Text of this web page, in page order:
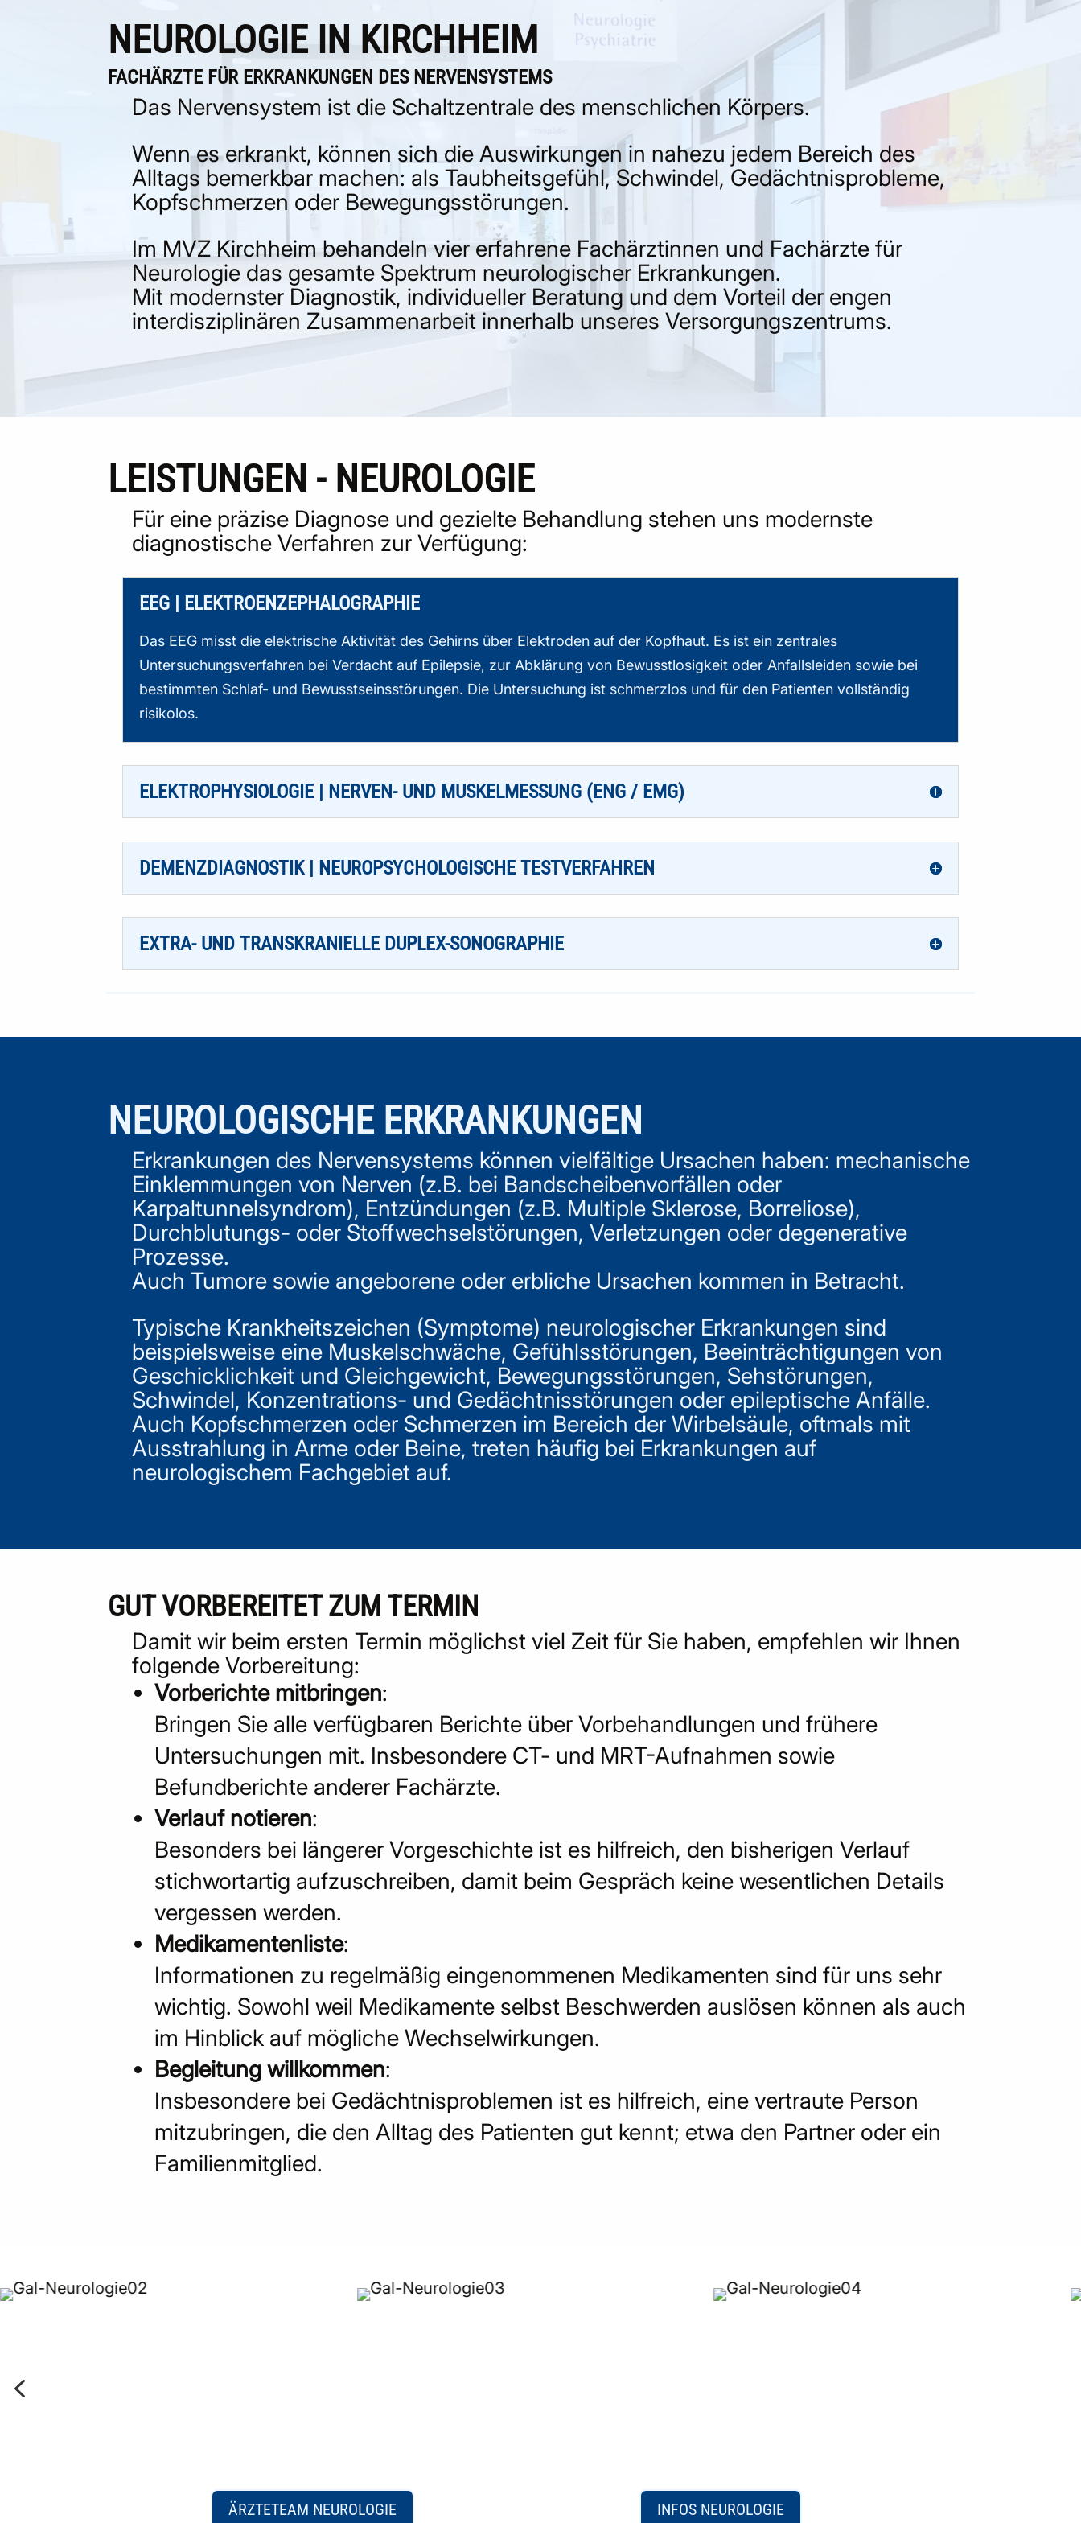
Wir danken Ihnen für Ihr Verständnis.
R
HINWEIS VERSTANDEN
NEUROLOGIE IN KIRCHHEIM
FACHÄRZTE FÜR ERKRANKUNGEN DES NERVENSYSTEMS
Das Nervensystem ist die Schaltzentrale des menschlichen Körpers.
Wenn es erkrankt, können sich die Auswirkungen in nahezu jedem Bereich des
Alltags bemerkbar machen: als Taubheitsgefühl, Schwindel, Gedächtnisprobleme,
Kopfschmerzen oder Bewegungsstörungen.
Im MVZ Kirchheim behandeln vier erfahrene Fachärztinnen und Fachärzte für
Neurologie das gesamte Spektrum neurologischer Erkrankungen.
Mit modernster Diagnostik, individueller Beratung und dem Vorteil der engen
interdisziplinären Zusammenarbeit innerhalb unseres Versorgungszentrums.
LEISTUNGEN - NEUROLOGIE
Für eine präzise Diagnose und gezielte Behandlung stehen uns modernste
diagnostische Verfahren zur Verfügung:
EEG | ELEKTROENZEPHALOGRAPHIE
Das EEG misst die elektrische Aktivität des Gehirns über Elektroden auf der Kopfhaut. Es ist ein zentrales
Untersuchungsverfahren bei Verdacht auf Epilepsie, zur Abklärung von Bewusstlosigkeit oder Anfallsleiden sowie bei
bestimmten Schlaf- und Bewusstseinsstörungen. Die Untersuchung ist schmerzlos und für den Patienten vollständig
risikolos.
ELEKTROPHYSIOLOGIE | NERVEN- UND MUSKELMESSUNG (ENG / EMG)
DEMENZDIAGNOSTIK | NEUROPSYCHOLOGISCHE TESTVERFAHREN
EXTRA- UND TRANSKRANIELLE DUPLEX-SONOGRAPHIE
NEUROLOGISCHE ERKRANKUNGEN
Erkrankungen des Nervensystems können vielfältige Ursachen haben: mechanische
Einklemmungen von Nerven (z.B. bei Bandscheibenvorfällen oder
Karpaltunnelsyndrom), Entzündungen (z.B. Multiple Sklerose, Borreliose),
Durchblutungs- oder Stoffwechselstörungen, Verletzungen oder degenerative
Prozesse.
Auch Tumore sowie angeborene oder erbliche Ursachen kommen in Betracht.
Typische Krankheitszeichen (Symptome) neurologischer Erkrankungen sind
beispielsweise eine Muskelschwäche, Gefühlsstörungen, Beeinträchtigungen von
Geschicklichkeit und Gleichgewicht, Bewegungsstörungen, Sehstörungen,
Schwindel, Konzentrations- und Gedächtnisstörungen oder epileptische Anfälle.
Auch Kopfschmerzen oder Schmerzen im Bereich der Wirbelsäule, oftmals mit
Ausstrahlung in Arme oder Beine, treten häufig bei Erkrankungen auf
neurologischem Fachgebiet auf.
GUT VORBEREITET ZUM TERMIN
Damit wir beim ersten Termin möglichst viel Zeit für Sie haben, empfehlen wir Ihnen
folgende Vorbereitung:
Vorberichte mitbringen:
Bringen Sie alle verfügbaren Berichte über Vorbehandlungen und frühere
Untersuchungen mit. Insbesondere CT- und MRT-Aufnahmen sowie
Befundberichte anderer Fachärzte.
Verlauf notieren:
Besonders bei längerer Vorgeschichte ist es hilfreich, den bisherigen Verlauf
stichwortartig aufzuschreiben, damit beim Gespräch keine wesentlichen Details
vergessen werden.
Medikamentenliste:
Informationen zu regelmäßig eingenommenen Medikamenten sind für uns sehr
wichtig. Sowohl weil Medikamente selbst Beschwerden auslösen können als auch
im Hinblick auf mögliche Wechselwirkungen.
Begleitung willkommen:
Insbesondere bei Gedächtnisproblemen ist es hilfreich, eine vertraute Person
mitzubringen, die den Alltag des Patienten gut kennt; etwa den Partner oder ein
Familienmitglied.
4
ÄRZTETEAM NEUROLOGIE INFOS NEUROLOGIE